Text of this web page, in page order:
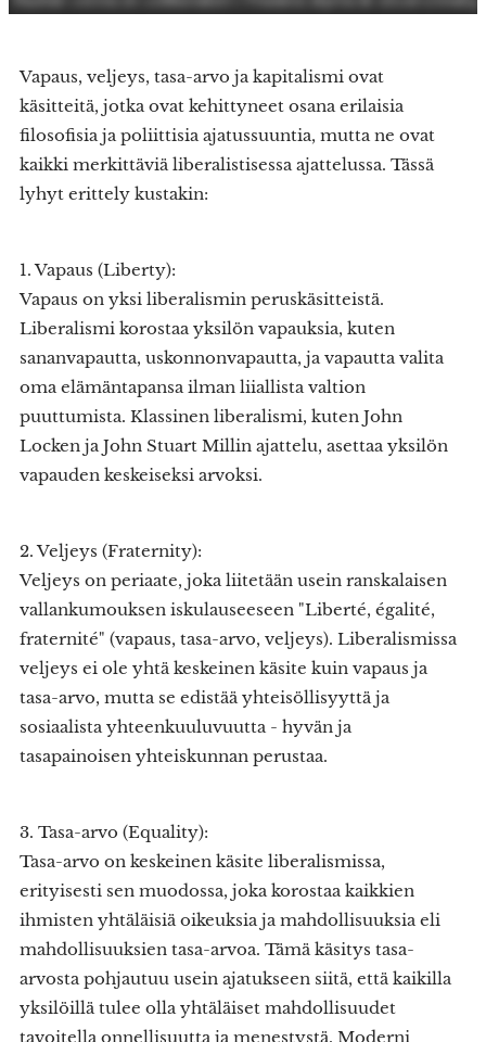
Vapaus, veljeys, tasa-arvo ja kapitalismi ovat
käsitteitä, jotka ovat kehittyneet osana erilaisia
filosofisia ja poliittisia ajatussuuntia, mutta ne ovat
kaikki merkittäviä liberalistisessa ajattelussa. Tässä
lyhyt erittely kustakin:
1. Vapaus (Liberty):
Vapaus on yksi liberalismin peruskäsitteistä.
Liberalismi korostaa yksilön vapauksia, kuten
sananvapautta, uskonnonvapautta, ja vapautta valita
oma elämäntapansa ilman liiallista valtion
puuttumista. Klassinen liberalismi, kuten John
Locken ja John Stuart Millin ajattelu, asettaa yksilön
vapauden keskeiseksi arvoksi.
2. Veljeys (Fraternity):
Veljeys on periaate, joka liitetään usein ranskalaisen
vallankumouksen iskulauseeseen "Liberté, égalité,
fraternité" (vapaus, tasa-arvo, veljeys). Liberalismissa
veljeys ei ole yhtä keskeinen käsite kuin vapaus ja
tasa-arvo, mutta se edistää yhteisöllisyyttä ja
sosiaalista yhteenkuuluvuutta - hyvän ja
tasapainoisen yhteiskunnan perustaa.
3. Tasa-arvo (Equality):
Tasa-arvo on keskeinen käsite liberalismissa,
erityisesti sen muodossa, joka korostaa kaikkien
ihmisten yhtäläisiä oikeuksia ja mahdollisuuksia eli
mahdollisuuksien tasa-arvoa. Tämä käsitys tasa-
arvosta pohjautuu usein ajatukseen siitä, että kaikilla
yksilöillä tulee olla yhtäläiset mahdollisuudet
tavoitella onnellisuutta ja menestystä. Moderni